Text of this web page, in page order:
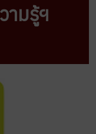
ามรู้ฯ